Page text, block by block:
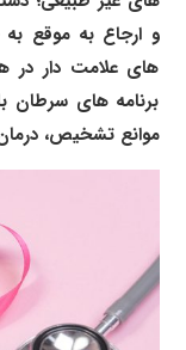
و ارجاع به موقع
های علامت دار در
برنامه های سرطان
موانع تشخیص،